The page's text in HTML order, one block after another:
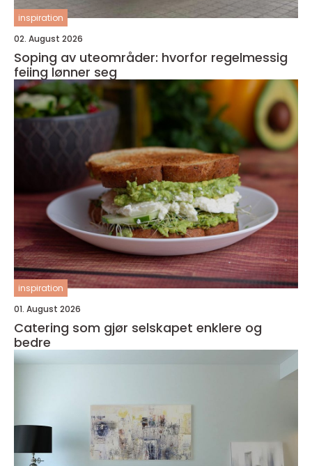
inspiration
02. August 2026
Soping av uteområder: hvorfor regelmessig
feiing lønner seg
inspiration
01. August 2026
Catering som gjør selskapet enklere og
bedre